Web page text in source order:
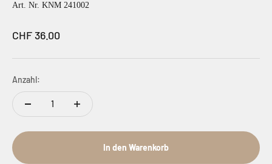
Art. Nr. KNM 241002
Angebot
CHF 36.00
Anzahl:
In den Warenkorb